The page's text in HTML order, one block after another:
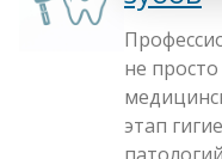
не
этап